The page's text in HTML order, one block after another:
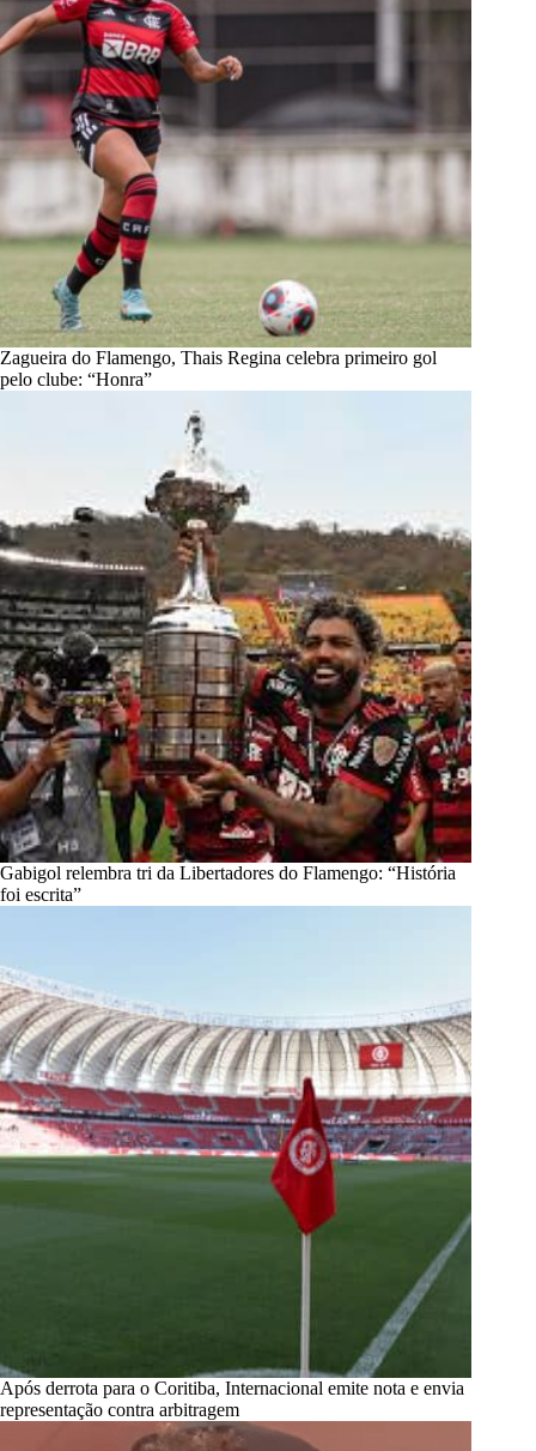
Zagueira do Flamengo, Thais Regina celebra primeiro gol
pelo clube: “Honra”
Gabigol relembra tri da Libertadores do Flamengo: “História
foi escrita”
Após derrota para o Coritiba, Internacional emite nota e envia
representação contra arbitragem